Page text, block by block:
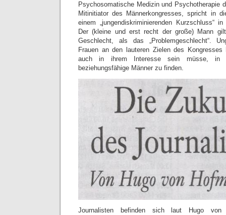
Psychosomatische Medizin und Psychotherapie
Mitinitiator des Männerkongresses, spricht in
einem „jungendiskriminierenden Kurzschluss“
Der (kleine und erst recht der große) Mann
Geschlecht, als das „Problemgeschlecht“.
Frauen an den lauteren Zielen des
auch in ihrem Interesse sein müsse, in
beziehungsfähige Männer zu finden.
Journalisten befinden sich laut Hugo von